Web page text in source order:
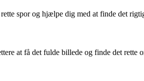
spor og hjælpe dig med at finde det
at få det fulde billede og finde det rette